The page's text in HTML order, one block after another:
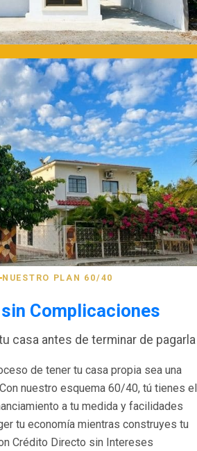
NUESTRO PLAN 60/40
Complicaciones
casa antes de terminar de pagarla
de tener tu casa propia sea una
nuestro esquema 60/40, tú tienes el
a tu medida y facilidades
tu economía mientras construyes tu
Crédito Directo sin Intereses